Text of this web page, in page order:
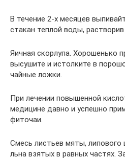
В течение 2-х месяцев
стакан теплой воды,
Яичная скорлупа. Хорошенько
высушите и истолките в
чайные ложки.
При лечении повышенной
медицине давно и успешно
фиточаи.
Смесь листьев мяты, липового
льна взятых в равных частях.